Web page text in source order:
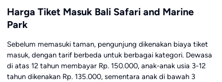
Harga Tiket Masuk Bali Safari and Marine
Park
Sebelum memasuki taman, pengunjung dikenakan biaya tiket
masuk, dengan tarif berbeda untuk berbagai kategori. Dewasa
di atas 12 tahun membayar Rp. 150.000, anak-anak usia 3-12
tahun dikenakan Rp. 135.000, sementara anak di bawah 3